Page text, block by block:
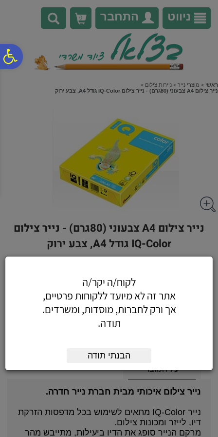
נגישות
אתר
המרכזי
ניווט התחבר 0
ראשי > מוצרי נייר > ניירות צילום >
נייר צילום A4 צבעוני (80גרם) - נייר צילום IQ-Color גודל A4, צבע ירוק
נייר צילום A4 צבעוני (80גרם) - נייר צילום
IQ-Color גודל A4, צבע ירוק
כולל מע"מ
על המוצר
נייר צילום איכותי מבית חברת נייר חדרה.
נייר IQ-Color מתאים לשימוש בכל מדפסות הזרקת
דיו, לייזר ומכונות צילום.
מרקם הנייר סופג את הדיו ביעילות, מתייבש מהר
לקוח/ה יקר/ה
אתר זה לא מיועד ללקוחות פרטיים,
אך ורק לחברות, מוסדות, ומשרדים.
תודה.
הבנתי תודה